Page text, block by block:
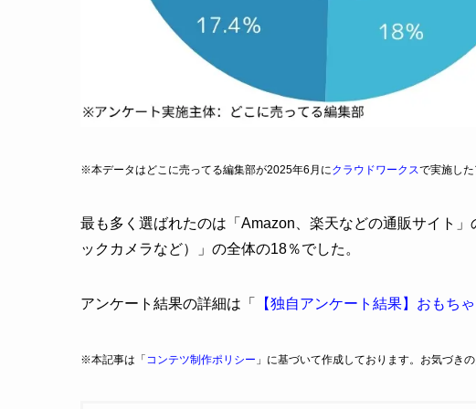
※本データはどこに売ってる編集部が2025年6月にクラウドワークスで実施し
最も多く選ばれたのは「Amazon、楽天などの通販サイト
ックカメラなど）」の全体の18％でした。
アンケート結果の詳細は「 【独自アンケート結果】おもち
※本記事は「 コンテツ制作ポリシー 」に基づいて作成しております。お気づき